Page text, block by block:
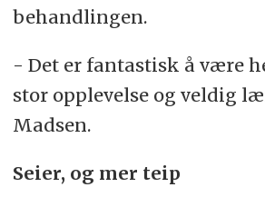
behandlingen.
- Det er fantastisk å være
stor opplevelse og veldig
Madsen.
Seier, og mer teip